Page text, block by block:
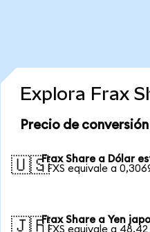
Explora Frax
Precio de
🇺🇸Frax Share a Dólar
1 FXS equivale a
🇯🇵Frax Share a Yen
1 FXS equivale a